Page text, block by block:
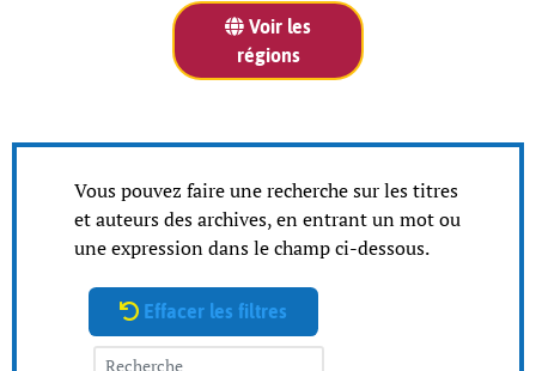
Voir les
régions
Vous pouvez faire une recherche sur les titres
et auteurs des archives, en entrant un mot ou
une expression dans le champ ci-dessous.
Effacer les filtres